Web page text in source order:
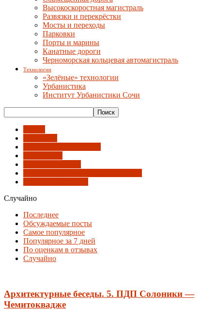
Высокоскоростная магистраль
Развязки и перекрёстки
Мосты и переходы
Парковки
Порты и марины
Канатные дороги
Черноморская кольцевая автомагистраль
Технологии
«Зелёные» технологии
Урбанистика
Институт Урбанистики Сочи
Случайно
Последнее
Обсуждаемые посты
Самое популярное
Популярное за 7 дней
По оценкам в отзывах
Случайно
Архитектурные беседы. 5. ПДП Солоники —
Чемитоквадже